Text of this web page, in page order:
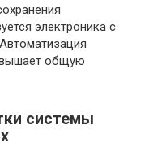
электроника с
общую
системы